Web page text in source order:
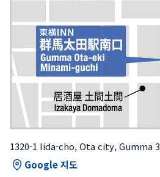
1320-1 Iida-cho, Ota city, Gumma
Google 지도